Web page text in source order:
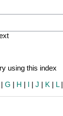
using this index
|G | H | I |J | K | L|